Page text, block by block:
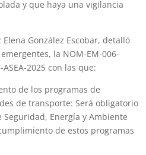
y que haya una vigilancia
González Escobar, detalló
la NOM-EM-006-
2025 con las que:
de los programas de
de transporte: Será obligatorio
Energía y Ambiente
de estos programas